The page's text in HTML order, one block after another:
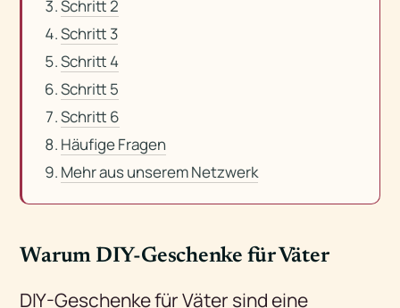
Schritt 2
Schritt 3
Schritt 4
Schritt 5
Schritt 6
Häufige Fragen
Mehr aus unserem Netzwerk
Warum DIY-Geschenke für Väter
DIY-Geschenke für Väter sind eine